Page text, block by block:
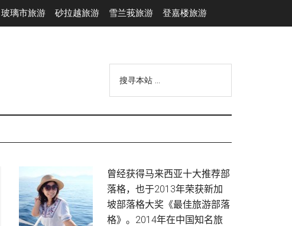
玻璃市旅游 砂拉越旅游 雪兰莪旅游 登嘉楼旅游
站
Primary
Sidebar
曾经获得马来西亚十大推荐部
落格，也于2013年荣获新加
坡部落格大奖《最佳旅游部落
格》。2014年在中国知名旅